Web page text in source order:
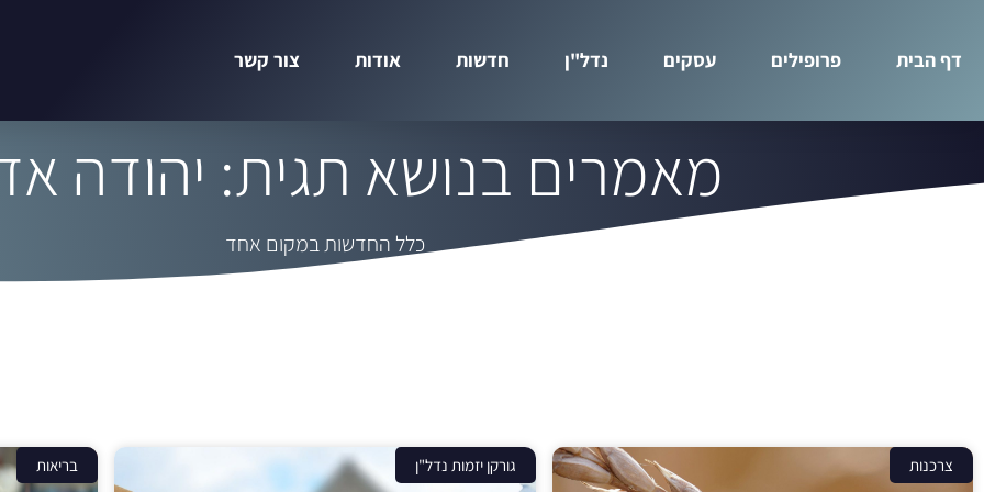
דף הבית פרופילים עסקים נדל"ן חדשות אודות צור קשר
מאמרים בנושא תגית: יהודה
כלל החדשות במקום אחד
צרכנות גורקן יזמות נדל"ן בריאות